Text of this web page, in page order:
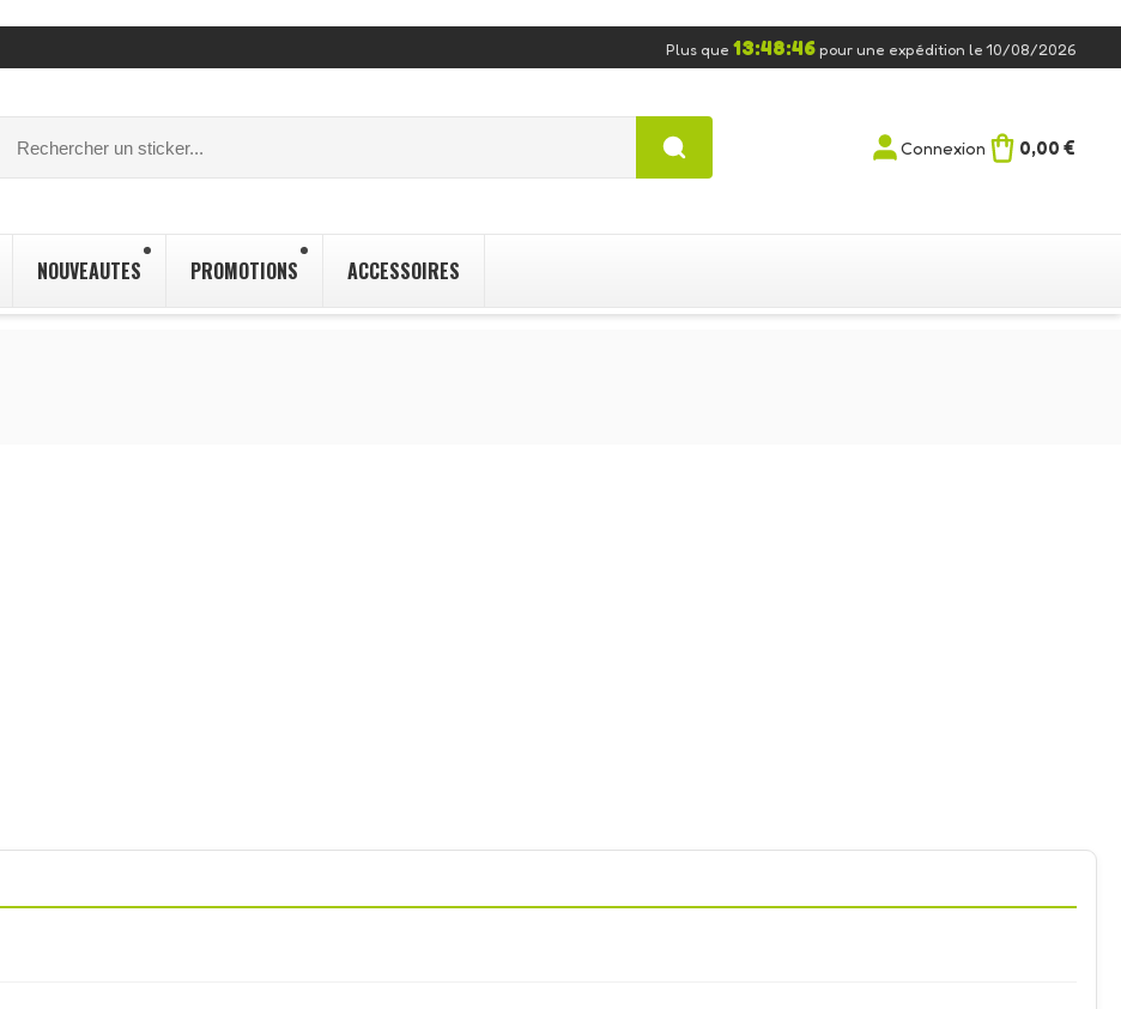
Plus que 13:48:44pour une expédition le 10/08/2026
Connexion 0,00 €
NOUVEAUTES PROMOTIONS ACCESSOIRES